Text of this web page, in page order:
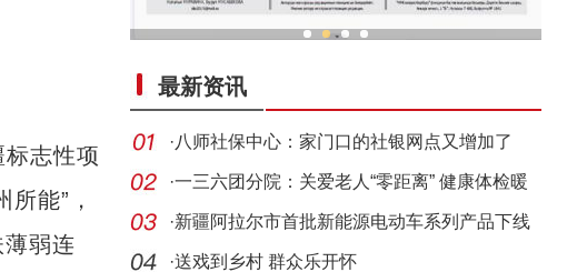
志性项
能”，
弱连
最新资讯
·八师社保中心：家门口的社银网点又增加了
·一三六团分院：关爱老人“零距离” 健康体检暖
人心
·新疆阿拉尔市首批新能源电动车系列产品下线
·送戏到乡村 群众乐开怀